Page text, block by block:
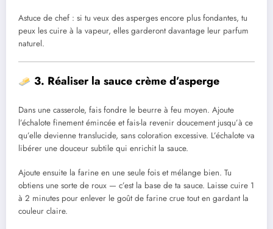
Astuce de chef : si tu veux des asperges encore plus fondantes, tu
peux les cuire à la vapeur, elles garderont davantage leur parfum
naturel.
3. Réaliser la sauce crème d’asperge
Dans une casserole, fais fondre le beurre à feu moyen. Ajoute
l’échalote finement émincée et fais-la revenir doucement jusqu’à ce
qu’elle devienne translucide, sans coloration excessive. L’échalote va
libérer une douceur subtile qui enrichit la sauce.
Ajoute ensuite la farine en une seule fois et mélange bien. Tu
obtiens une sorte de roux — c’est la base de ta sauce. Laisse cuire 1
à 2 minutes pour enlever le goût de farine crue tout en gardant la
couleur claire.